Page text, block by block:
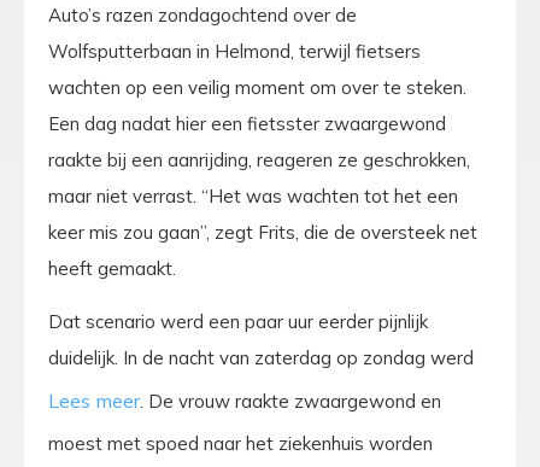
Auto’s razen zondagochtend over de
Wolfsputterbaan in Helmond, terwijl fietsers
wachten op een veilig moment om over te steken.
Een dag nadat hier een fietsster zwaargewond
raakte bij een aanrijding, reageren ze geschrokken,
maar niet verrast. “Het was wachten tot het een
keer mis zou gaan”, zegt Frits, die de oversteek net
heeft gemaakt.
Dat scenario werd een paar uur eerder pijnlijk
duidelijk. In de nacht van zaterdag op zondag werd
. De vrouw raakte zwaargewond en
moest met spoed naar het ziekenhuis worden